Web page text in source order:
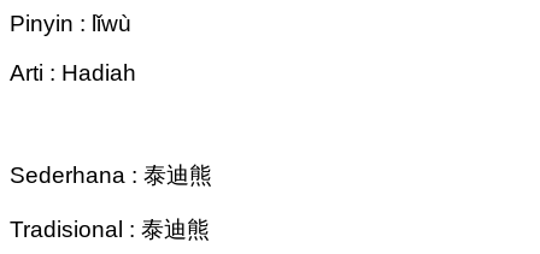
Pinyin : lǐwù
Arti : Hadiah
Sederhana : 泰迪熊
Tradisional : 泰迪熊